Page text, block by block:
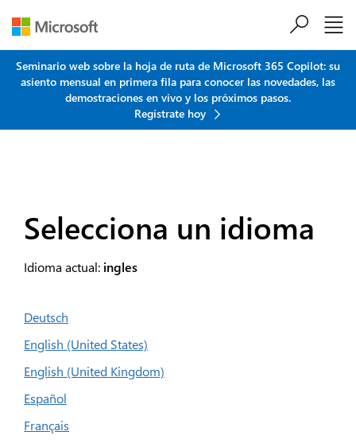
Seminario web sobre la hoja de ruta de Microsoft 365 Copilot: su
asiento mensual en primera fila para conocer las novedades, las
demostraciones en vivo y los próximos pasos.
Regístrate hoy
Selecciona un idioma
Idioma actual: ingles
Deutsch
English (United States)
English (United Kingdom)
Español
Français